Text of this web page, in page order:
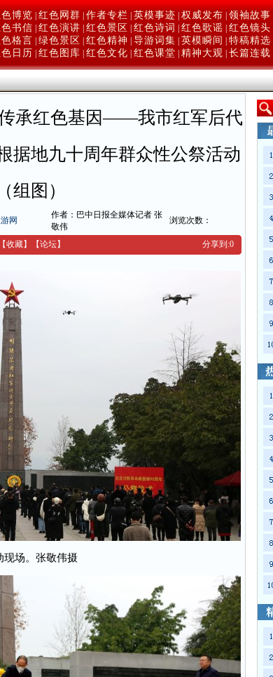
博览 红色网群 作者专栏 英模事迹 权威发布 领袖故事
书信 红色演讲 红色景区 红色诗词 红色歌谣 红色镜头
格言 绿色景区 红色精神 导游词集 英模瞬间 特稿精选
日历
红色图库 红色文化 红色课堂 精神大观 长篇连载
承红色基因——我市红军后代
据地九十周年群众性公祭活动
组图）
网
作者：巴中日报全媒体记者 张
敬伟
浏览次数：
收藏】 【论坛】 分享到:0
现场。张敬伟摄